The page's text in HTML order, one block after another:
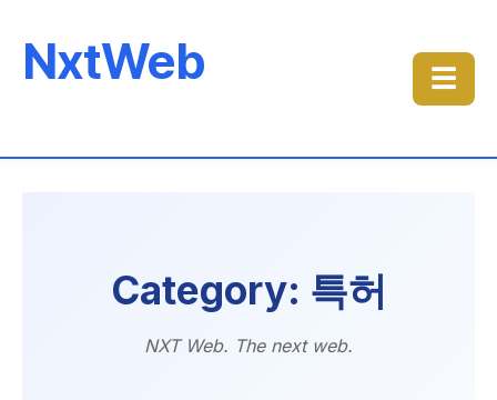
NxtWeb ☰
Category: 특허
NXT Web. The next web.